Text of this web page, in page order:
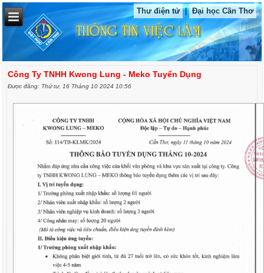
Thư điện tử | Đại học Cần Thơ
Công Ty TNHH Kwong Lung - Meko Tuyển Dụng
Được đăng: Thứ tư, 16 Tháng 10 2024 10:56